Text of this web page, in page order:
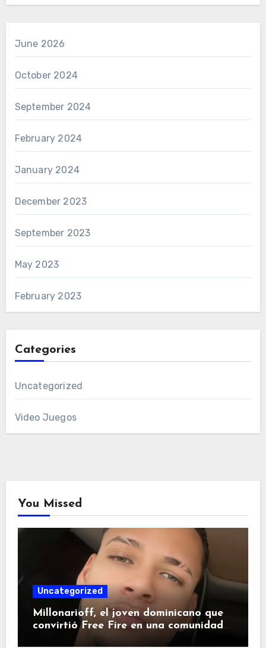
June 2026
October 2024
September 2024
February 2024
January 2024
December 2023
September 2023
May 2023
February 2023
Categories
Uncategorized
Video Juegos
You Missed
Uncategorized
Millonarioff, el joven dominicano que
convirtió Free Fire en una comunidad
de millones en redes sociales